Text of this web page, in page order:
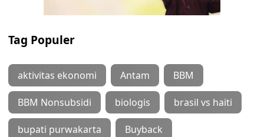
Tag Populer
aktivitas ekonomi Antam BBM
BBM Nonsubsidi biologis brasil vs haiti
bupati purwakarta Buyback